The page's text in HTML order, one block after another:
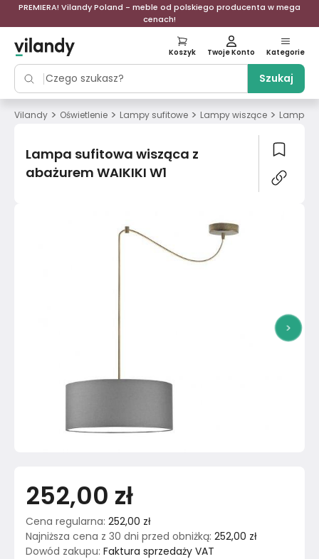
PREMIERA! Vilandy Poland - meble od polskiego producenta w mega
cenach!
Szukaj
Koszyk Twoje Konto Kategorie
Vilandy > Oświetlenie > Lampy sufitowe > Lampy wiszące > Lampa
Lampa sufitowa wisząca z
abażurem WAIKIKI W1
>
252,00 zł
Cena regularna: 252,00 zł
Najniższa cena z 30 dni przed obniżką: 252,00 zł
Dowód zakupu: Faktura sprzedaży VAT